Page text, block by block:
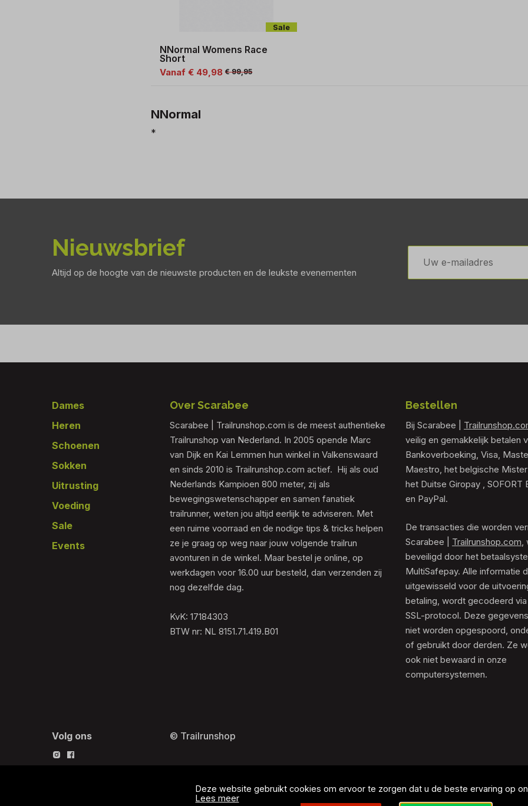
Sale
NNormal Womens Race
Short
Vanaf € 49,98 € 99,95
NNormal
*
Nieuwsbrief
Altijd op de hoogte van de nieuwste producten en de leukste evenementen
E-
mailadres
Footer
Dames
Heren
Schoenen
Sokken
Uitrusting
Voeding
Sale
Events
Over Scarabee
Scarabee | Trailrunshop.com is de meest authentieke
Trailrunshop van Nederland. In 2005 opende Marc
van Dijk en Kai Lemmen hun winkel in Valkenswaard
en sinds 2010 is Trailrunshop.com actief. Hij als oud
Nederlands Kampioen 800 meter, zij als
bewegingswetenschapper en samen fanatiek
trailrunner, weten jou altijd eerlijk te adviseren. Met
een ruime voorraad en de nodige tips & tricks helpen
ze je graag op weg naar jouw volgende trailrun
avonturen in de winkel. Maar bestel je online, op
werkdagen voor 16.00 uur besteld, dan verzenden zij
nog dezelfde dag.
KvK: 17184303
BTW nr: NL 8151.71.419.B01
Bestellen
Bij Scarabee |
veilig en gemakkelijk betalen
Bankoverboeking, Visa,
Maestro, het belgische Mister
het Duitse Giropay , SOFORT
en PayPal.
De transacties die worden
Scarabee | Trailrunshop.com
beveiligd door het
MultiSafepay. Alle informatie
uitgewisseld voor de
betaling, wordt gecodeerd
SSL-protocol. Deze
niet worden opgespoord,
of gebruikt door derden. Ze
ook niet bewaard in onze
computersystemen.
Volg ons © Trailrunshop
Deze website gebruikt cookies om ervoor te zorgen dat u de beste ervaring op
Lees meer